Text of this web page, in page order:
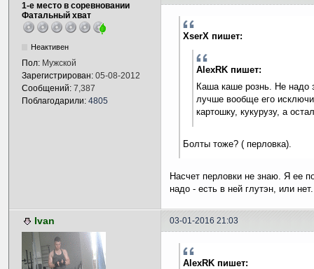
1-е место в соревновании
Фатальный хват
Неактивен
Пол: Мужской
Зарегистрирован: 05-08-2012
Сообщений: 7,387
Поблагодарили: 4805
XserX пишет:
AlexRK пишет:
Каша каше рознь. Не надо
лучше вообще его
картошку, кукурузу, а
Болты тоже? ( перловка).
Насчет перловки не знаю. Я ее
надо - есть в ней глутэн, или нет.
Ivan 03-01-2016 21:03
AlexRK пишет: